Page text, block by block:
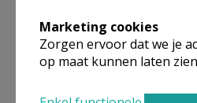
links naar kerken,
organisaties, in de buurt.
Marketing cookies
Zorgen ervoor dat we je
op maat kunnen laten